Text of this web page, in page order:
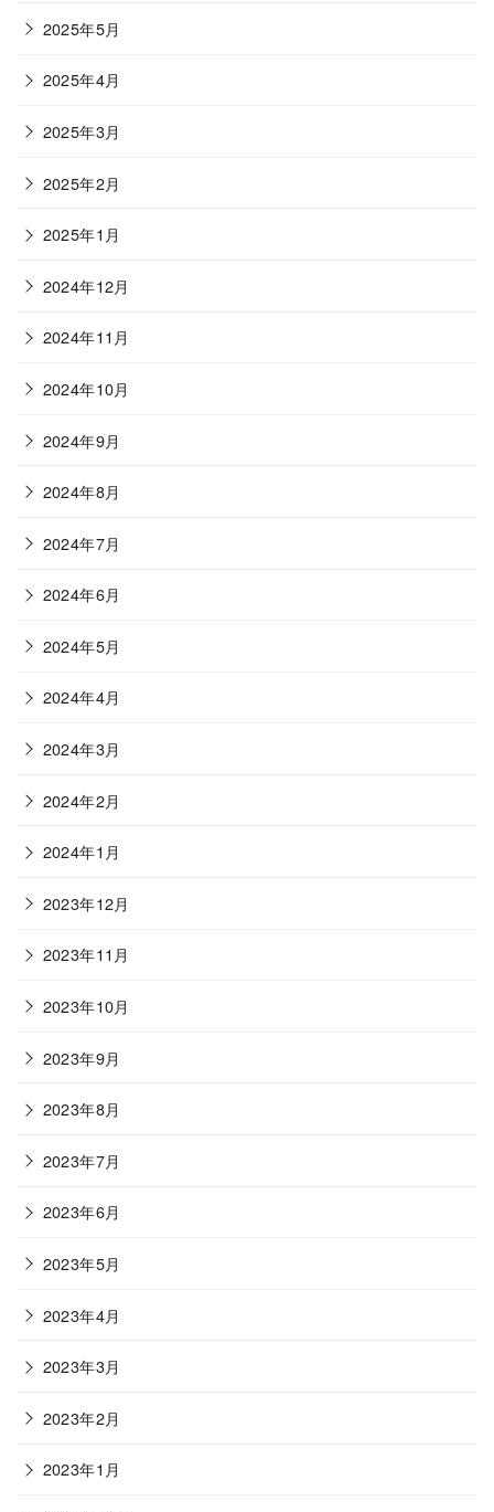
2025年5月
2025年4月
2025年3月
2025年2月
2025年1月
2024年12月
2024年11月
2024年10月
2024年9月
2024年8月
2024年7月
2024年6月
2024年5月
2024年4月
2024年3月
2024年2月
2024年1月
2023年12月
2023年11月
2023年10月
2023年9月
2023年8月
2023年7月
2023年6月
2023年5月
2023年4月
2023年3月
2023年2月
2023年1月